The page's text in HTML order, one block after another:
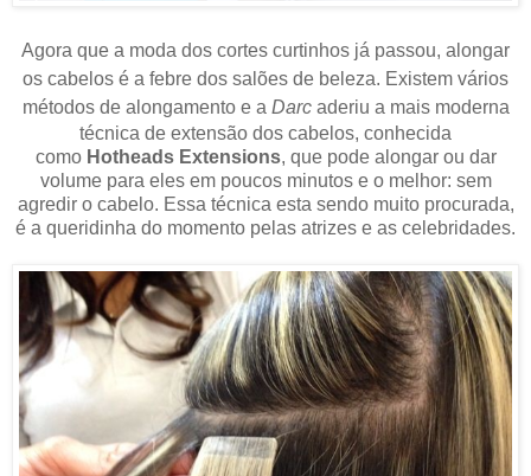
Agora que a moda dos cortes curtinhos já passou, alongar
os cabelos é a febre dos salões de beleza. Existem vários
métodos de alongamento e a Darcaderiu a mais moderna
técnica de extensão dos cabelos, conhecida
como Hotheads Extensions, que pode alongar ou dar
volume para eles em poucos minutos e o melhor: sem
agredir o cabelo. Essa técnica esta sendo muito procurada,
é a queridinha do momento pelas atrizes e as celebridades.